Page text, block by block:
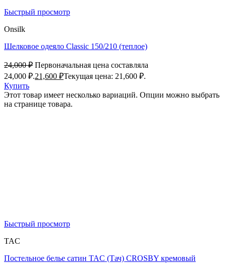
Быстрый просмотр
Onsilk
Шелковое одеяло Classic 150/210 (теплое)
24,000₽ Первоначальная цена составляла
24,000 ₽.21,600 ₽Текущая цена: 21,600 ₽.
Купить
Этот товар имеет несколько вариаций. Опции можно выбрать
на странице товара.
Быстрый просмотр
TAC
Постельное белье сатин TAC (Тач) CROSBY кремовый